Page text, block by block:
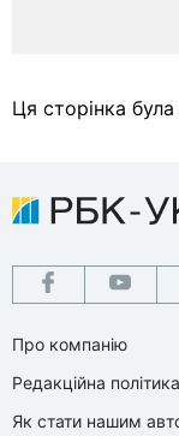
Ця сторінка
Про компанію
Редакційна
Як стати нашим